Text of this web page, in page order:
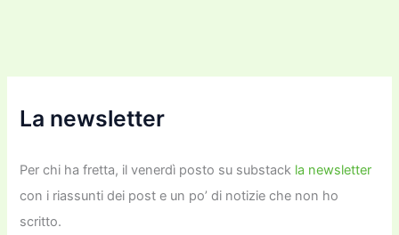
La newsletter
Per chi ha fretta, il venerdì posto su substack la newsletter
con i riassunti dei post e un po’ di notizie che non ho
scritto.